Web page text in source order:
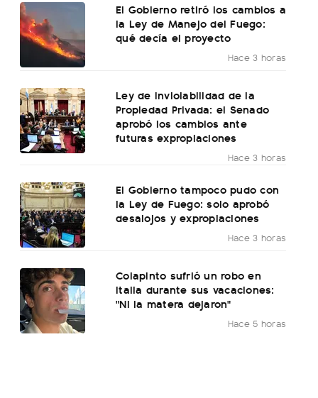
El Gobierno retiró los cambios a
la Ley de Manejo del Fuego:
qué decía el proyecto
Hace 3 horas
Ley de Inviolabilidad de la
Propiedad Privada: el Senado
aprobó los cambios ante
futuras expropiaciones
Hace 3 horas
El Gobierno tampoco pudo con
la Ley de Fuego: solo aprobó
desalojos y expropiaciones
Hace 3 horas
Colapinto sufrió un robo en
Italia durante sus vacaciones:
"Ni la matera dejaron"
Hace 5 horas